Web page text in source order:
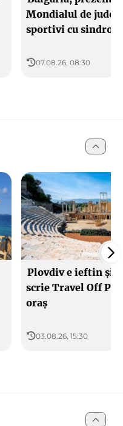
Mondialul de judo
sportivi cu
07.08.26, 08:30
Plovdiv e ieftin și
scrie Travel Off
oraș
03.08.26, 15:30